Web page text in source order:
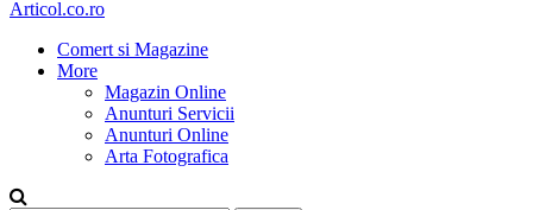
Articol.co.ro
Comert si Magazine
More
Magazin Online
Anunturi Servicii
Anunturi Online
Arta Fotografica